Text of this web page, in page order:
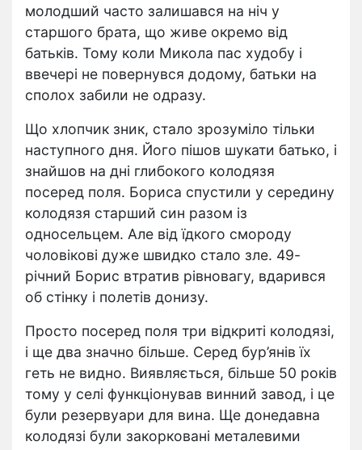
молодший часто залишався на ніч у
старшого брата, що живе окремо від
батьків. Тому коли Микола пас худобу і
ввечері не повернувся додому, батьки на
сполох забили не одразу.
Що хлопчик зник, стало зрозуміло тільки
наступного дня. Його пішов шукати батько, і
знайшов на дні глибокого колодязя
посеред поля. Бориса спустили у середину
колодязя старший син разом із
односельцем. Але від їдкого смороду
чоловікові дуже швидко стало зле. 49-
річний Борис втратив рівновагу, вдарився
об стінку і полетів донизу.
Просто посеред поля три відкриті колодязі,
і ще два значно більше. Серед бур’янів їх
геть не видно. Виявляється, більше 50 років
тому у селі функціонував винний завод, і це
були резервуари для вина. Ще донедавна
колодязі були закорковані металевими